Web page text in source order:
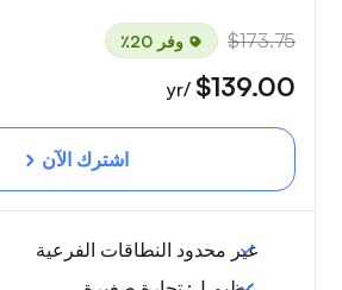
$173.75 وفر 20٪
$139.00
/yr
اشترك الآن
غير محدود النطاقات الفرعية